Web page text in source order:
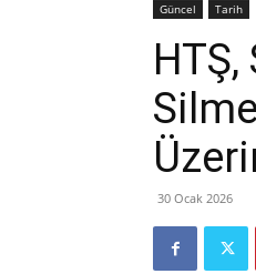
Güncel Tarih
30 Ocak 2026